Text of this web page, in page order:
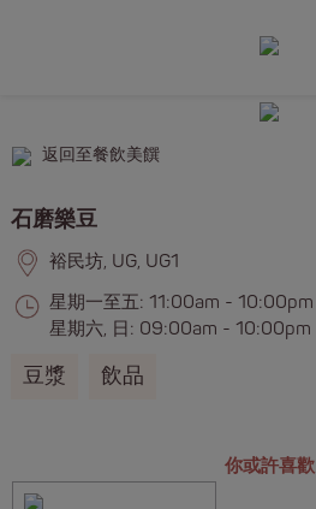
返回至餐飲美饌
石磨樂豆
裕民坊, UG, UG1
星期一至五: 11:00am - 10:00pm
星期六, 日: 09:00am - 10:00pm
豆漿 飲品
你或許喜歡